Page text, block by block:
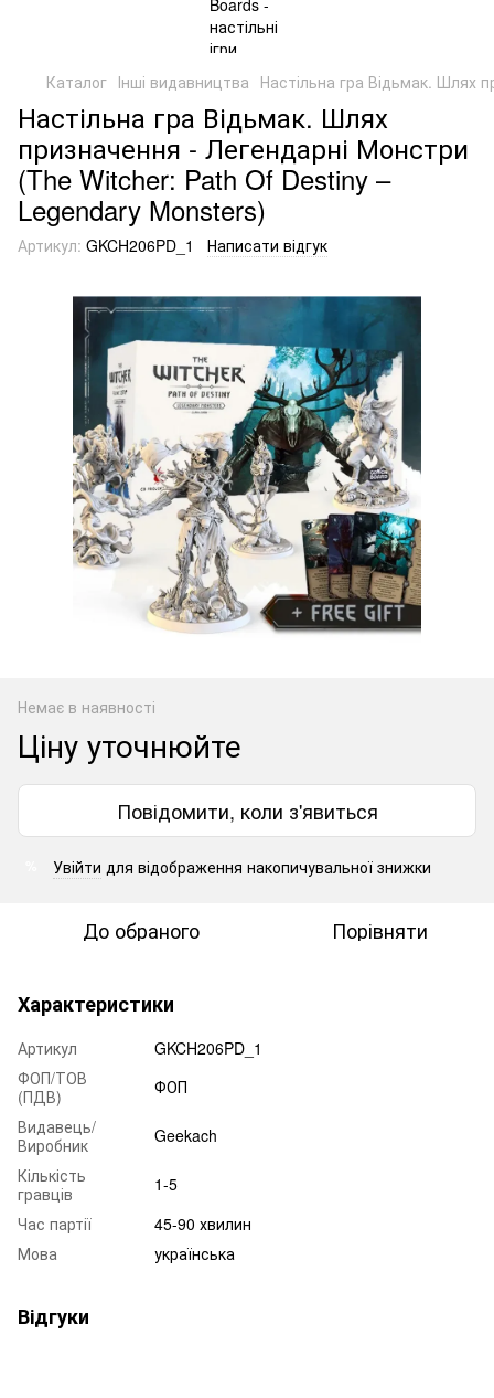
Каталог Інші видавництва Настільна гра Відьмак. Шлях
Настільна гра Відьмак. Шлях
призначення - Легендарні Монстри
(The Witcher: Path Of Destiny –
Legendary Monsters)
Артикул: GKCH206PD_1 Написати відгук
Немає в наявності
Ціну уточнюйте
Повідомити, коли з'явиться
Увійти для відображення накопичувальної знижки
До обраного Порівняти
Характеристики
Артикул
GKCH206PD_1
ФОП/ТОВ
(ПДВ)
ФОП
Видавець/
Виробник
Geekach
Кількість
гравців
1-5
Час партії
45-90 хвилин
Мова
українська
Відгуки